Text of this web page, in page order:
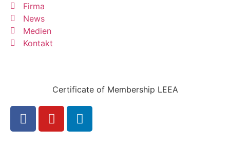
Firma
News
Medien
Kontakt
Certificate of Membership LEEA